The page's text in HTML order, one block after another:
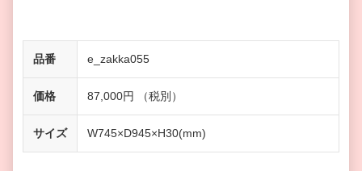
品番 e_zakka055
価格 87,000円 （税別）
サイズ W745×D945×H30(mm)